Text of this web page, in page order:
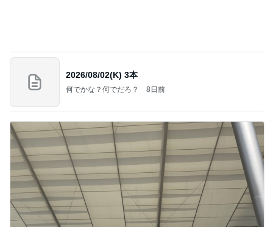
2026/08/02(K) 3本
何でかな？何でだろ？ 8日前